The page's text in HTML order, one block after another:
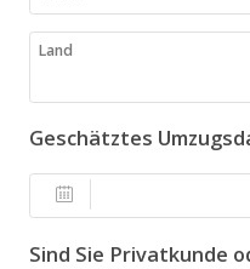
Land
Geschätztes
Sind Sie Privatkunde